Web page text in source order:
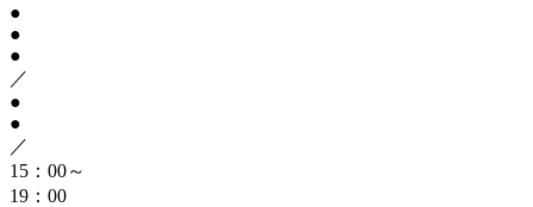
●
●
●
／
●
●
／
15：00～
19：00